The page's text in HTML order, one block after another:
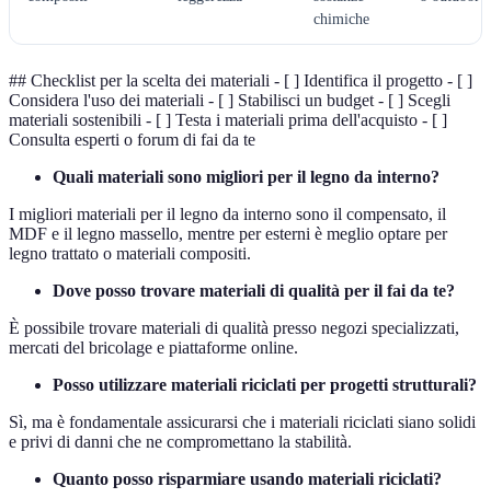
chimiche
## Checklist per la scelta dei materiali - [ ] Identifica il progetto - [ ]
Considera l'uso dei materiali - [ ] Stabilisci un budget - [ ] Scegli
materiali sostenibili - [ ] Testa i materiali prima dell'acquisto - [ ]
Consulta esperti o forum di fai da te
Quali materiali sono migliori per il legno da interno?
I migliori materiali per il legno da interno sono il compensato, il
MDF e il legno massello, mentre per esterni è meglio optare per
legno trattato o materiali compositi.
Dove posso trovare materiali di qualità per il fai da te?
È possibile trovare materiali di qualità presso negozi specializzati,
mercati del bricolage e piattaforme online.
Posso utilizzare materiali riciclati per progetti strutturali?
Sì, ma è fondamentale assicurarsi che i materiali riciclati siano solidi
e privi di danni che ne compromettano la stabilità.
Quanto posso risparmiare usando materiali riciclati?